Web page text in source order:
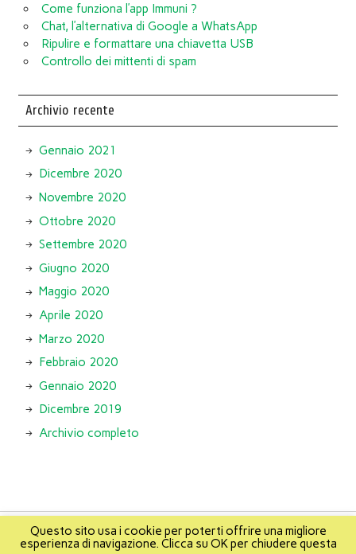
Come funziona l’app Immuni ?
Chat, l’alternativa di Google a WhatsApp
Ripulire e formattare una chiavetta USB
Controllo dei mittenti di spam
Archivio recente
Gennaio 2021
Dicembre 2020
Novembre 2020
Ottobre 2020
Settembre 2020
Giugno 2020
Maggio 2020
Aprile 2020
Marzo 2020
Febbraio 2020
Gennaio 2020
Dicembre 2019
Archivio completo
About Info About Mikis Mappa del sito
Questo sito usa i cookie per poterti offrire una migliore
esperienza di navigazione. Clicca su OK per chiudere questa